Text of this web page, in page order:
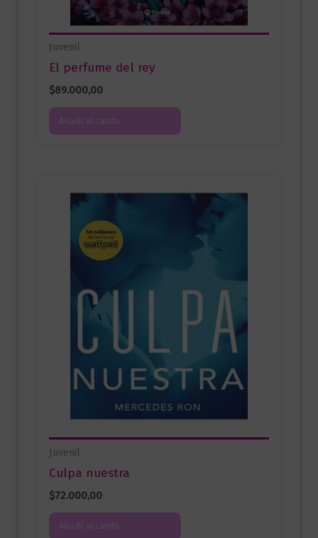
Juvenil
El perfume del rey
$89.000,00
Añadir al carrito
Juvenil
Culpa nuestra
$72.000,00
Añadir al carrito